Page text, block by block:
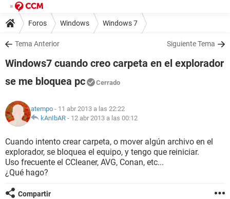
Foros Windows Windows 7
Tema Anterior Siguiente Tema
Windows7 cuando creo carpeta en el explorador
se me bloquea pc
Cerrado
atempo - 11 abr 2013 a las 22:22
kAnIbAR - 12 abr 2013 a las 00:12
Cuando intento crear carpeta, o mover algún archivo en el
explorador, se bloquea el equipo, y tengo que reiniciar.
Uso frecuente el CCleaner, AVG, Conan, etc...
¿Qué hago?
Compartir